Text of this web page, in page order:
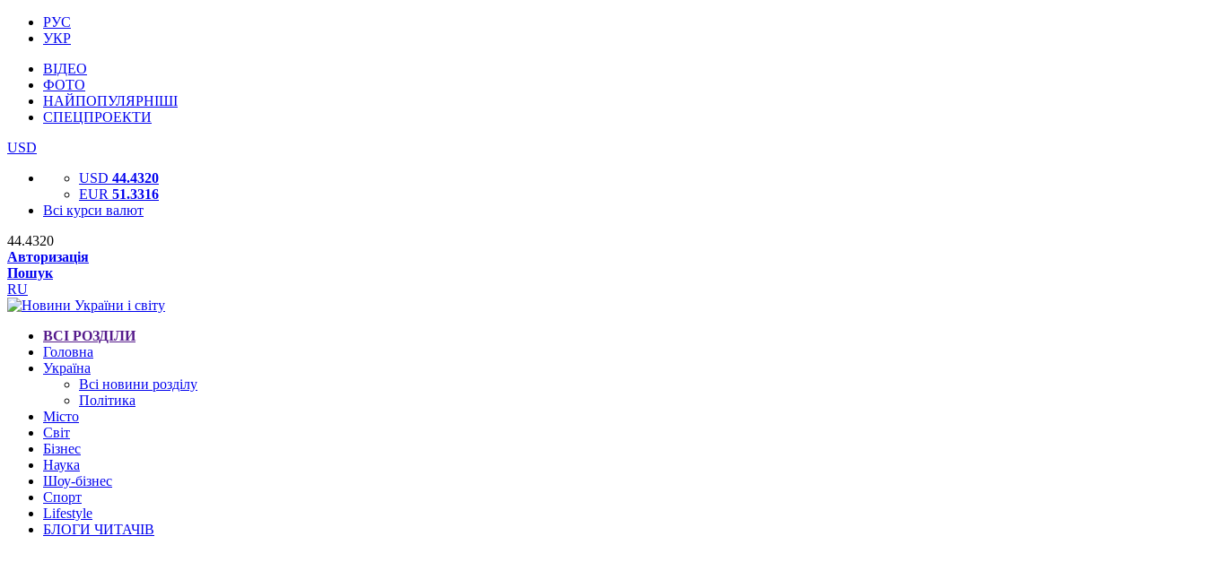
РУС
УКР
ВІДЕО
ФОТО
НАЙПОПУЛЯРНІШІ
СПЕЦПРОЕКТИ
USD
USD 44.4320
EUR 51.3316
Всі курси валют
44.4320
Авторизація
Пошук
RU
ВСІ РОЗДІЛИ
Головна
Україна
Всі новини розділу
Політика
Місто
Світ
Бізнес
Наука
Шоу-бізнес
Спорт
Lifestyle
БЛОГИ ЧИТАЧІВ